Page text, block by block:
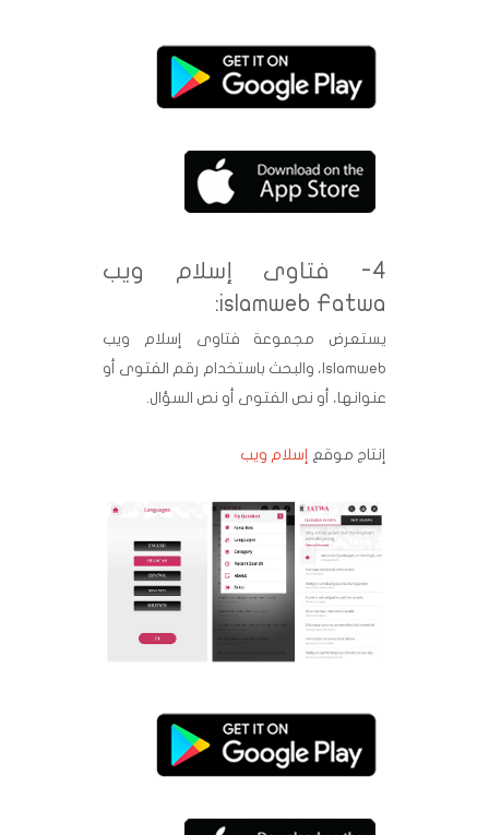
4- فتاوى إسلام ويب
islamweb Fatwa:
يستعرض مجموعة فتاوى إسلام ويب
Islamweb، والبحث باستخدام رقم الفتوى أو
عنوانها، أو نص الفتوى أو نص السؤال.
إنتاج موقع إسلام ويب